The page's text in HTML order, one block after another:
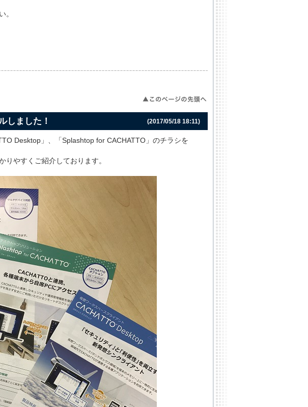
。
(2017/05/18 18:11)
しました！
Desktop」、「Splashtop for CACHATTO」のチラシを
りやすくご紹介しております。